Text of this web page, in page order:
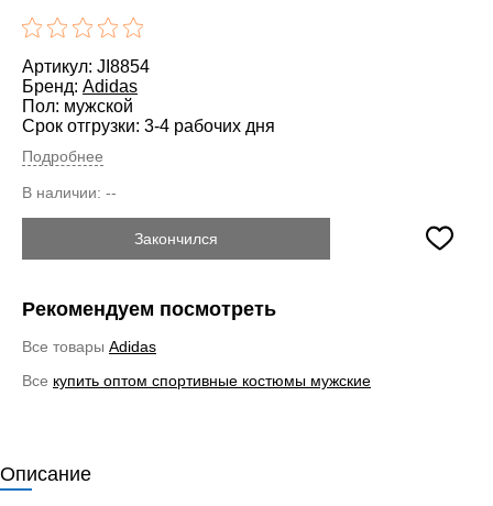
Артикул: JI8854
Бренд: Adidas
Пол: мужской
Срок отгрузки: 3-4 рабочих дня
Подробнее
В наличии: --
Закончился
Рекомендуем посмотреть
Все товары Adidas
Все купить оптом спортивные костюмы мужские
Описание